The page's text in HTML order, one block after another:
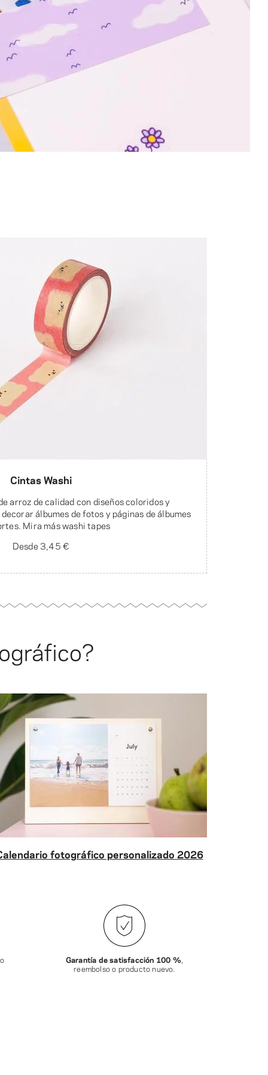
Cintas Washi
arroz de calidad con diseños coloridos y
álbumes de fotos y páginas de álbumes
Mira más washi tapes
Desde3,45 €
fotográfico personalizado 2026
Garantía de satisfacción 100 %
reembolso o producto nuevo.